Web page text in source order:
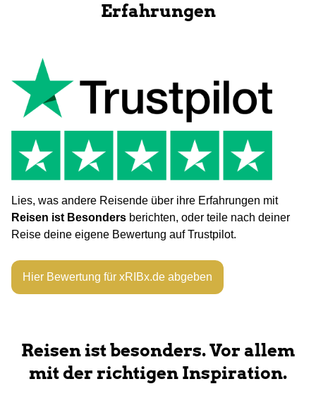
Erfahrungen
Lies, was andere Reisende über ihre Erfahrungen mit
Reisen ist Besonders berichten, oder teile nach deiner
Reise deine eigene Bewertung auf Trustpilot.
Hier Bewertung für xRIBx.de abgeben
Reisen ist besonders. Vor allem
mit der richtigen Inspiration.